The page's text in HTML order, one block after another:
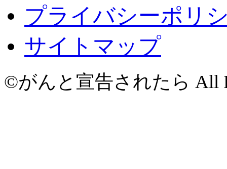
プライバシーポリ
サイトマップ
©がんと宣告されたら All